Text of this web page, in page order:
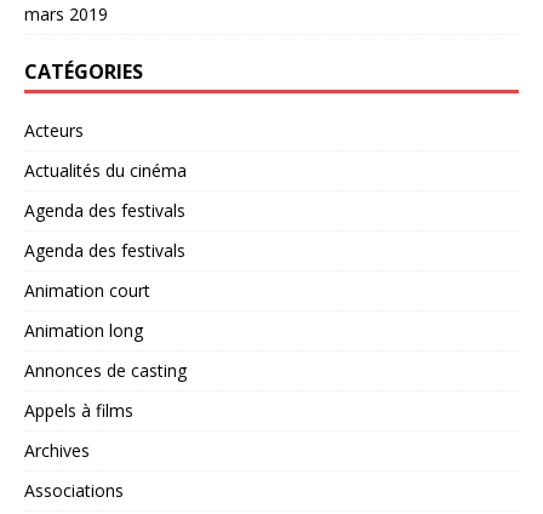
mars 2019
CATÉGORIES
Acteurs
Actualités du cinéma
Agenda des festivals
Agenda des festivals
Animation court
Animation long
Annonces de casting
Appels à films
Archives
Associations